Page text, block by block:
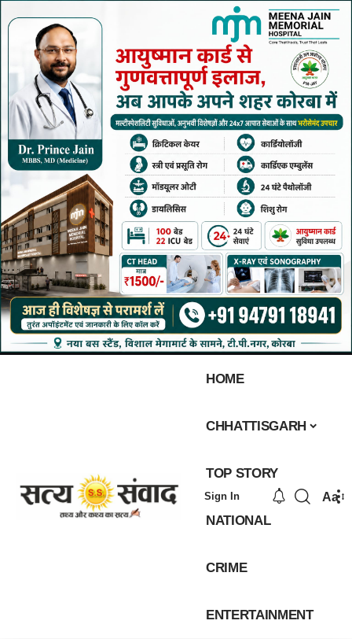
HOME
CHHATTISGARH
TOP STORY
NATIONAL
CRIME
ENTERTAINMENT
Sign In Aa